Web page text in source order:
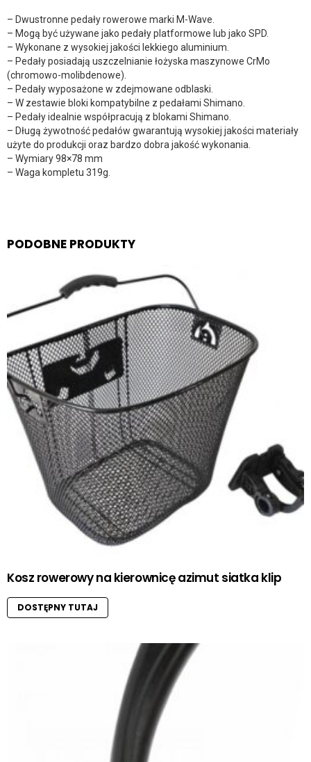
– Dwustronne pedały rowerowe marki M-Wave.
– Mogą być używane jako pedały platformowe lub jako SPD.
– Wykonane z wysokiej jakości lekkiego aluminium.
– Pedały posiadają uszczelnianie łożyska maszynowe CrMo
(chromowo-molibdenowe).
– Pedały wyposażone w zdejmowane odblaski.
– W zestawie bloki kompatybilne z pedałami Shimano.
– Pedały idealnie współpracują z blokami Shimano.
– Długą żywotność pedałów gwarantują wysokiej jakości materiały
użyte do produkcji oraz bardzo dobra jakość wykonania.
– Wymiary 98×78 mm
– Waga kompletu 319g.
PODOBNE PRODUKTY
Kosz rowerowy na kierownicę azimut siatka klip
DOSTĘPNY TUTAJ